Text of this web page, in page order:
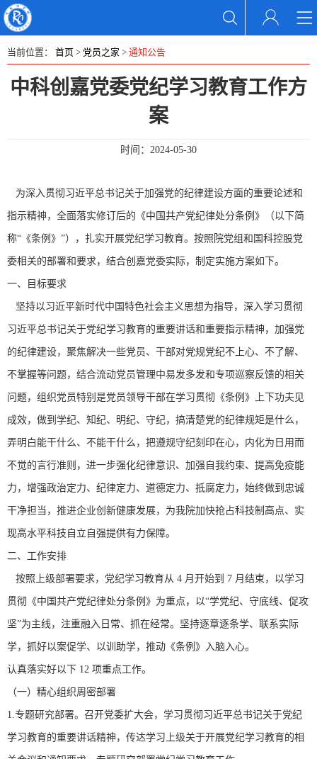
当前位置： 首页 > 党员之家 > 通知公告
中科创嘉党委党纪学习教育工作方
案
时间： 2024-05-30
为深入贯彻习近平总书记关于加强党的纪律建设方面的重要论述和
指示精神，全面落实修订后的《中国共产党纪律处分条例》（以下简
称“《条例》”），扎实开展党纪学习教育。按照院党组和国科控股党
委相关的部署和要求，结合创嘉党委实际，制定实施方案如下。
一、目标要求
坚持以习近平新时代中国特色社会主义思想为指导，深入学习贯彻
习近平总书记关于党纪学习教育的重要讲话和重要指示精神，加强党
的纪律建设，聚焦解决一些党员、干部对党规党纪不上心、不了解、
不掌握等问题，结合流动党员管理中易发多发和专项巡察反馈的相关
问题，组织党员特别是党员领导干部在学习贯彻《条例》上下功夫见
成效，做到学纪、知纪、明纪、守纪，搞清楚党的纪律规矩是什么，
弄明白能干什么、不能干什么，把遵规守纪刻印在心，内化为日用而
不觉的言行准则，进一步强化纪律意识、加强自我约束、提高免疫能
力，增强政治定力、纪律定力、道德定力、抵腐定力，始终做到忠诚
干净担当，推进企业创新健康发展，为我院加快抢占科技制高点、实
现高水平科技自立自强提供有力保障。
二、工作安排
按照上级部署要求，党纪学习教育从 4 月开始到 7 月结束，以学习
贯彻《中国共产党纪律处分条例》为重点，以“学党纪、守底线、促攻
坚”为主线，注重融入日常、抓在经常。坚持逐章逐条学、联系实际
学，抓好以案促学、以训助学，推动《条例》入脑入心。
认真落实好以下 12 项重点工作。
（一）精心组织周密部署
1.专题研究部署。召开党委扩大会，学习贯彻习近平总书记关于党纪
学习教育的重要讲话精神，传达学习上级关于开展党纪学习教育的相